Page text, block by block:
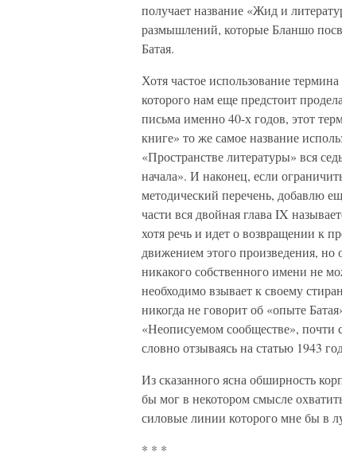
получает название «Жид и
размышлений, которые Бланшо
Батая.
Хотя частое использование
которого нам еще предстоит
письма именно 40-х годов, этот
книге» то же самое название
«Пространстве литературы» вся
начала». И наконец, если
методический перечень, добавлю
части вся двойная глава IX
хотя речь и идет о возвращении к
движением этого произведения, но
никакого собственного имени не
необходимо взывает к своему
никогда не говорит об «опыте
«Неописуемом сообществе»,
словно отзываясь на статью 1943
Из сказанного ясна обширность
бы мог в некотором смысле
силовые линии которого мне бы в
* * *